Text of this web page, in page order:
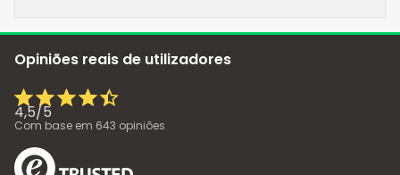
Opiniões reais de utilizadores
4,5/5
Com base em 643 opiniões